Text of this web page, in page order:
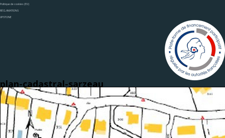
Politique de cookies (EU)
RÉCLAMATIONS
UPSTONE
plan-cadastral-sarzeau